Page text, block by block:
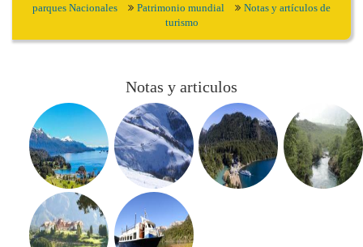
parques Nacionales
Patrimonio mundial
Notas y artículos de
turismo
Notas y articulos